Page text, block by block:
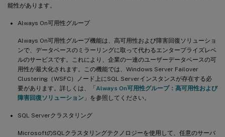
能性があります。
Always On可用性グループ
Always On可用性グループ機能は、高可用性および障害回復ソリューショ
ンで、データベースのミラーリングに取って代わるエンタープライズレベ
ルのサービスです。これにより、企業の一連のユーザーデータベースの可
用性が最大化されます。この機能では、Windows Server Failover
Clustering（WSFC）ノード上にSQL Serverインスタンスが存在する必
要があります。詳しくは、「Always On可用性グループ：高可用性および
障害回復ソリューション 」を参照してください。
SQL Serverクラスタリング
MicrosoftのSQLクラスタリングテクノロジーを使用して、任意のサーバ